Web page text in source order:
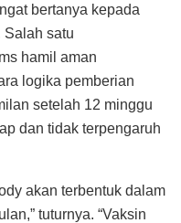
bertanya kepada
Salah satu
hamil aman
logika pemberian
setelah 12 minggu
dan tidak terpengaruh
akan terbentuk dalam
tuturnya. “Vaksin